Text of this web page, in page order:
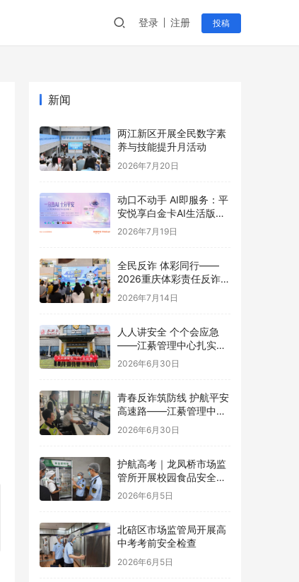
登录 注册 投稿
新闻
两江新区开展全民数字素
养与技能提升月活动
2026年7月20日
动口不动手 AI即服务：平
安悦享白金卡AI生活版升
级用卡新体验
2026年7月19日
全民反诈 体彩同行——
2026重庆体彩责任反诈宣
传活动首站圆满举行
2026年7月14日
人人讲安全 个个会应急
——江綦管理中心扎实开
展2026年“安全生产月”系
列活动
2026年6月30日
青春反诈筑防线 护航平安
高速路——江綦管理中心
团支部开展反诈宣传活动
2026年6月30日
护航高考｜龙凤桥市场监
管所开展校园食品安全专
项检查
2026年6月5日
北碚区市场监管局开展高
中考考前安全检查
2026年6月5日